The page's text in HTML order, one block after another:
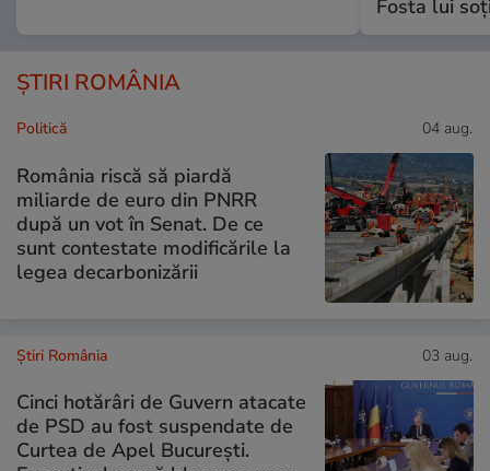
Fosta lui
ȘTIRI ROMÂNIA
Politică 04 aug.
România riscă să piardă
miliarde de euro din PNRR
după un vot în Senat. De ce
sunt contestate modificările la
legea decarbonizării
Știri România 03 aug.
Cinci hotărâri de Guvern atacate
de PSD au fost suspendate de
Curtea de Apel București.